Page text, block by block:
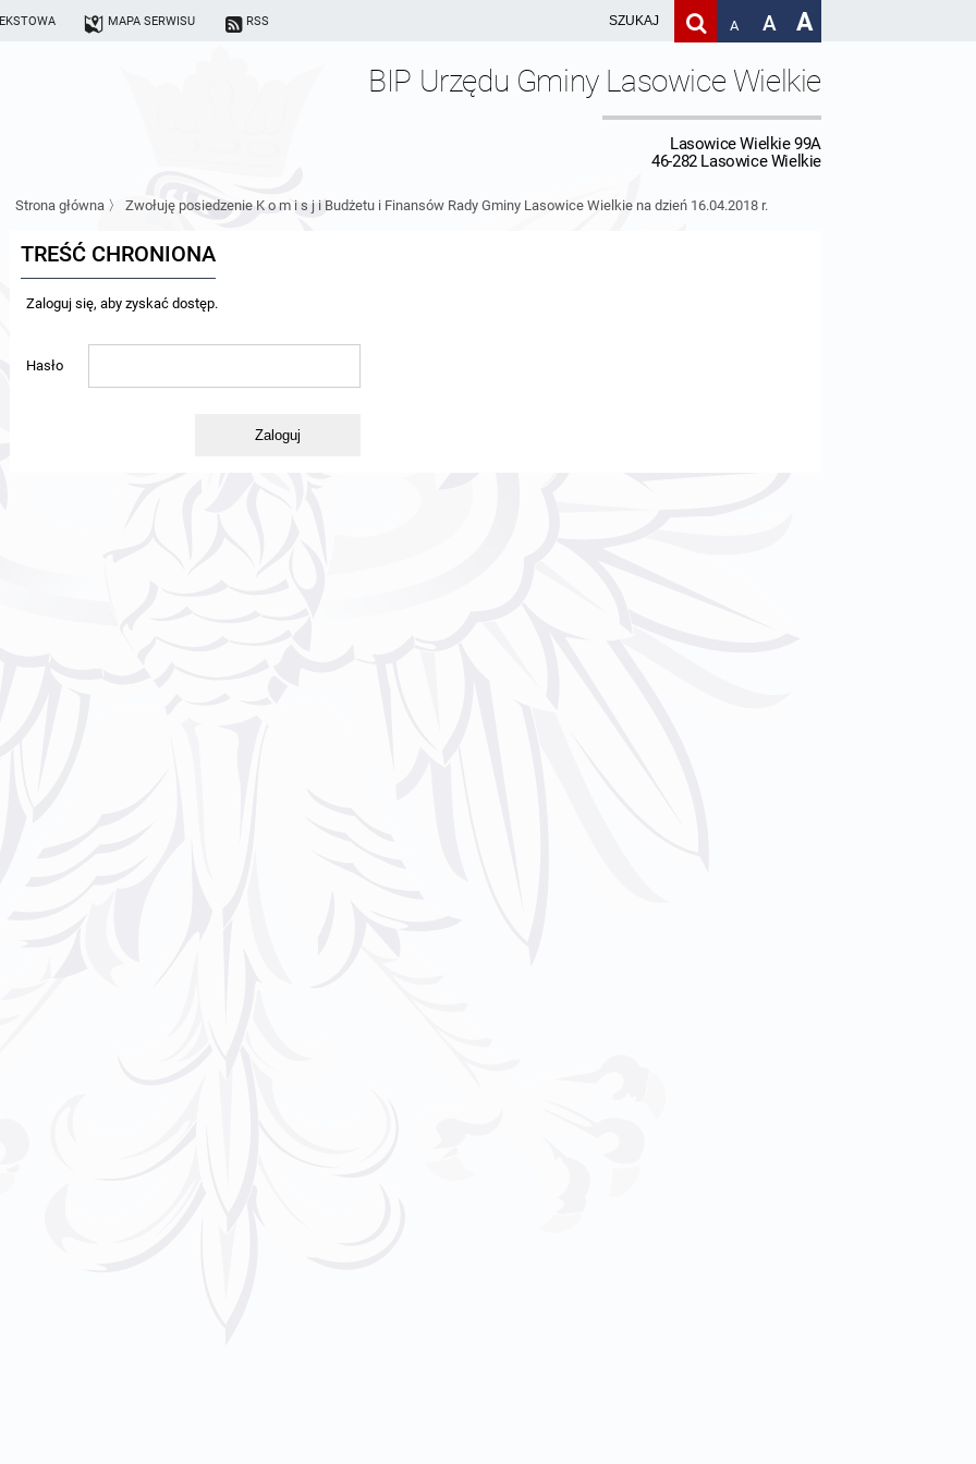
MAPA SERWISU RSS A A A
BIP Urzędu Gminy Lasowice Wielkie
Lasowice Wielkie 99A
46-282 Lasowice Wielkie
Strona główna 〉 Zwołuję posiedzenie K o m i s j i Budżetu i Finansów Rady Gminy Lasowice Wielkie na dzień 16.04.2018 r.
TREŚĆ CHRONIONA
Zaloguj się, aby zyskać dostęp.
Hasło
Zaloguj